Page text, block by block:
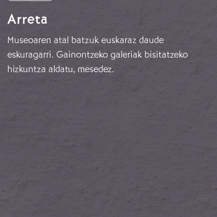
Arreta
Museoaren atal batzuk euskaraz daude
eskuragarri. Gainontzeko galeriak bisitatzeko
hizkuntza aldatu, mesedez.